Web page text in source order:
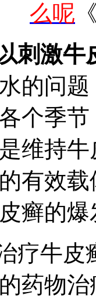
么呢
刺激牛
的问
个季
维持
有效
癣的爆
疗牛
药物